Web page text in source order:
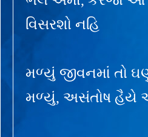
વિસરશો નહિ
મળ્યું જીવનમાં તો
મળ્યું, અસંતોષ હૈયે